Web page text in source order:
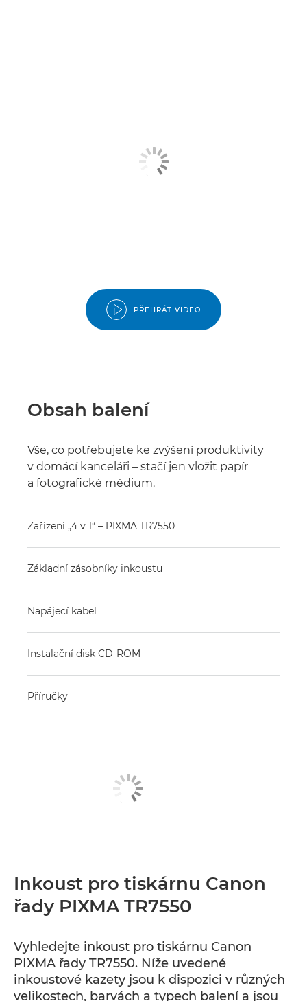
PŘEHRÁT VIDEO
Obsah balení
Vše, co potřebujete ke zvýšení produktivity
v domácí kanceláři – stačí jen vložit papír
a fotografické médium.
Zařízení „4 v 1“ – PIXMA TR7550
Základní zásobníky inkoustu
Napájecí kabel
Instalační disk CD-ROM
Příručky
Inkoust pro tiskárnu Canon
řady PIXMA TR7550
Vyhledejte inkoust pro tiskárnu Canon
PIXMA řady TR7550. Níže uvedené
inkoustové kazety jsou k dispozici v různých
velikostech, barvách a typech balení a jsou